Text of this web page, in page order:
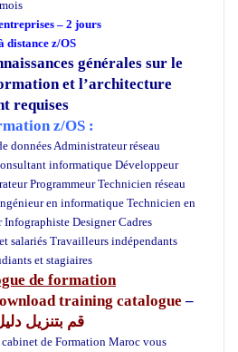
– 2 jours
distance z/OS
générales sur le
et l’architecture
requises
z/OS :
données Administrateur réseau
informatique Développeur
Programmeur Technicien réseau
en informatique Technicien en
Designer Cadres
salariés Travailleurs indépendants
et stagiaires
de formation
training catalogue–
قم بتنزيل
cabinet de Formation Maroc vous